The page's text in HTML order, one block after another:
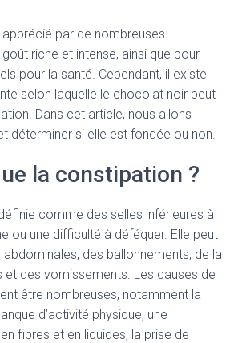
par de nombreuses
riche et intense, ainsi que pour
pour la santé. Cependant, il existe
selon laquelle le chocolat noir peut
Dans cet article, nous allons
déterminer si elle est fondée ou non.
la constipation ?
comme des selles inférieures à
ou une difficulté à déféquer. Elle peut
des ballonnements, de la
et des vomissements. Les causes de
être nombreuses, notamment la
d’activité physique, une
fibres et en liquides, la prise de